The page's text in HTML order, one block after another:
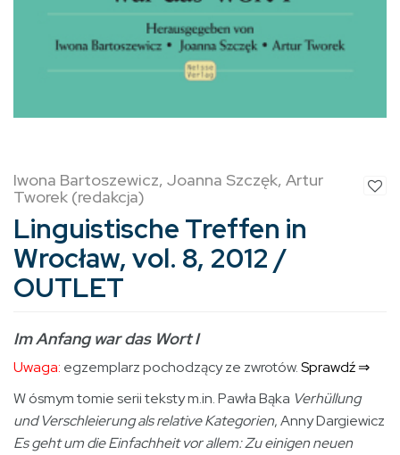
Iwona Bartoszewicz, Joanna Szczęk, Artur
Tworek (redakcja)
Linguistische Treffen in
Wrocław, vol. 8, 2012 /
OUTLET
Im Anfang war das Wort I
Uwaga: egzemplarz pochodzący ze zwrotów.Sprawdź ⇒
W ósmym tomie serii teksty m.in. Pawła Bąka Verhüllung
und Verschleierung als relative Kategorien, Anny Dargiewicz
Es geht um die Einfachheit vor allem: Zu einigen neuen